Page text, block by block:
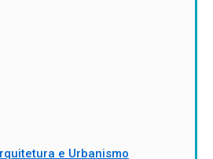
e Urbanismo